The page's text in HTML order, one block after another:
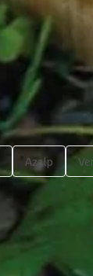
Azalp
Luxe